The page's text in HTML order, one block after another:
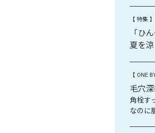
【 特集 】
「ひ
夏を涼
【 ONE
毛穴
角栓す
なのに